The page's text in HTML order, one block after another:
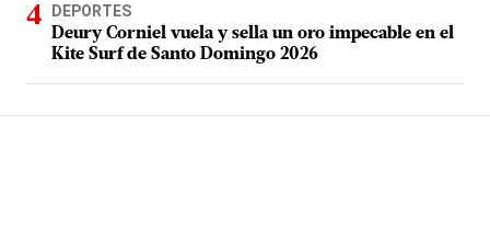
DEPORTES
Deury Corniel vuela y sella un oro impecable en el
Kite Surf de Santo Domingo 2026